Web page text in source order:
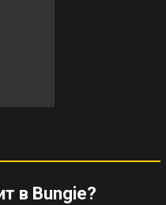
в Bungie?